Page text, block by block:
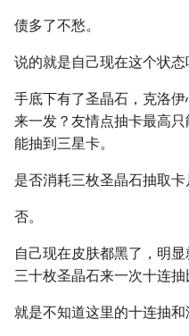
债多了不愁。
说的就是自己现在这个状态
手底下有了圣晶石，克洛
来一发？友情点抽卡最高
能抽到三星卡。
是否消耗三枚圣晶石抽取卡
否。
自己现在皮肤都黑了，明
三十枚圣晶石来一次十连抽
就是不知道这里的十连抽和